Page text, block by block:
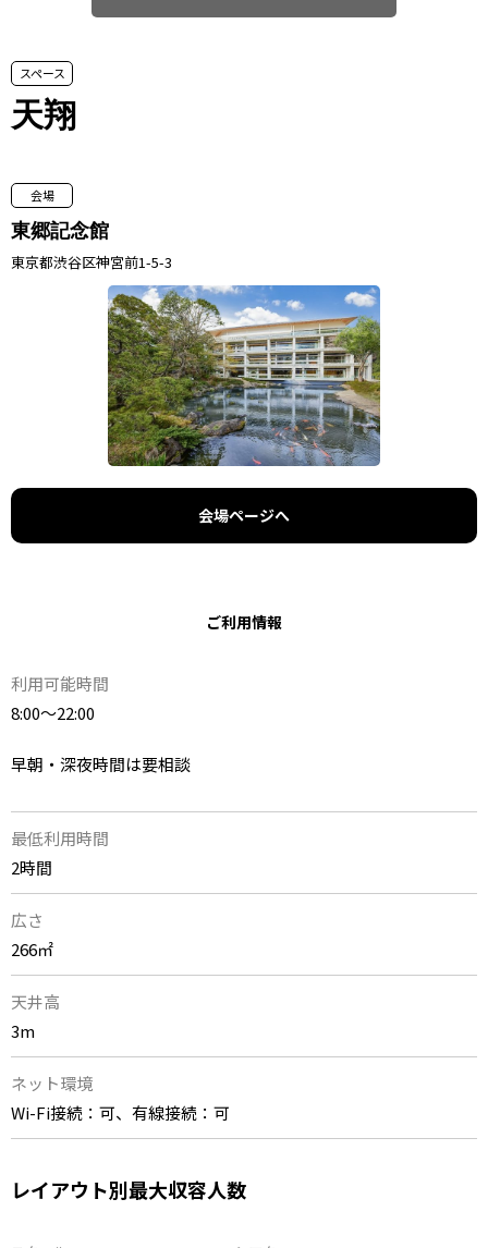
スペース
天翔
会場
東郷記念館
東京都渋谷区神宮前1-5-3
会場ページへ
ご利用情報
利用可能時間
8:00～22:00
早朝・深夜時間は要相談
最低利用時間
2時間
広さ
266㎡
天井高
3m
ネット環境
Wi-Fi接続：可、有線接続：可
レイアウト別最大収容人数